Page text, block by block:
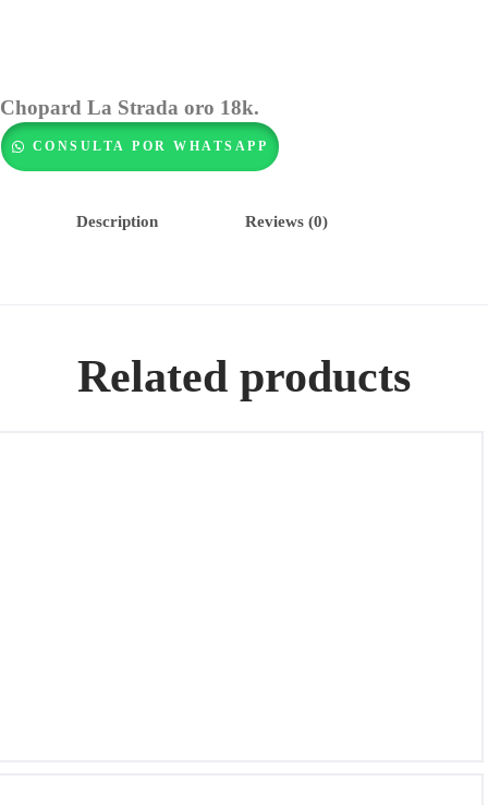
Chopard La Strada oro 18k.
CONSULTA POR WHATSAPP
Description Reviews (0)
Related products